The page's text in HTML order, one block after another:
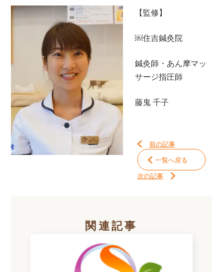
【監修】
￼住吉鍼灸院
鍼灸師・あん摩マッ
サージ指圧師
藤鬼 千子
前の記事
一覧へ戻る
次の記事
関連記事